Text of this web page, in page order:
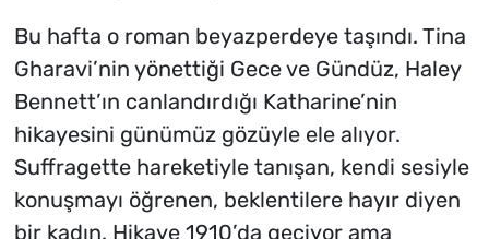
Bu hafta o roman beyazperdeye taşındı. Tina
Gharavi’nin yönettiği Gece ve Gündüz, Haley
Bennett’ın canlandırdığı Katharine’nin
hikayesini günümüz gözüyle ele alıyor.
Suffragette hareketiyle tanışan, kendi sesiyle
konuşmayı öğrenen, beklentilere hayır diyen
bir kadın. Hikaye 1910’da geçiyor ama